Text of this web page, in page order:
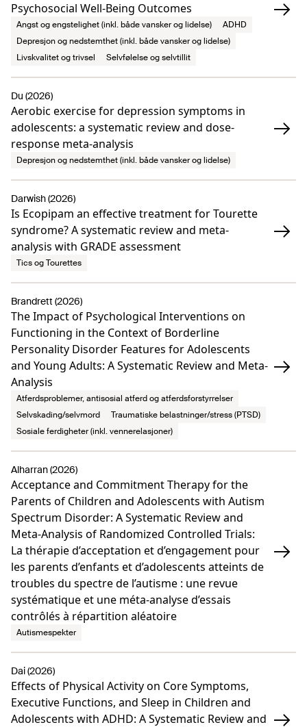
Psychosocial Well-Being Outcomes
Angst og engstelighet (inkl. både vansker og lidelse)
ADHD
Depresjon og nedstemthet (inkl. både vansker og lidelse)
Livskvalitet og trivsel
Selvfølelse og selvtillit
Aerobic exercise for depression symptoms in
adolescents: a systematic review and dose-
response meta-analysis
Du (2026)
Depresjon og nedstemthet (inkl. både vansker og lidelse)
Is Ecopipam an effective treatment for Tourette
syndrome? A systematic review and meta-
analysis with GRADE assessment
Darwish (2026)
Tics og Tourettes
The Impact of Psychological Interventions on
Functioning in the Context of Borderline
Personality Disorder Features for Adolescents
and Young Adults: A Systematic Review and Meta-
Analysis
Brandrett (2026)
Atferdsproblemer, antisosial atferd og atferdsforstyrrelser
Selvskading/selvmord
Traumatiske belastninger/stress (PTSD)
Sosiale ferdigheter (inkl. vennerelasjoner)
Acceptance and Commitment Therapy for the
Parents of Children and Adolescents with Autism
Spectrum Disorder: A Systematic Review and
Meta-Analysis of Randomized Controlled Trials:
La thérapie d’acceptation et d’engagement pour
les parents d’enfants et d’adolescents atteints de
troubles du spectre de l’autisme : une revue
systématique et une méta-analyse d’essais
contrôlés à répartition aléatoire
Alharran (2026)
Autismespekter
Effects of Physical Activity on Core Symptoms,
Executive Functions, and Sleep in Children and
Adolescents with ADHD: A Systematic Review and
Dai (2026)